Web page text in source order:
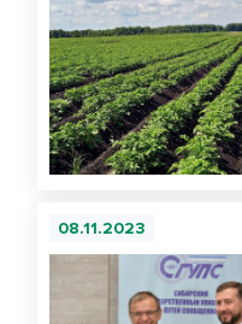
08.11.2023